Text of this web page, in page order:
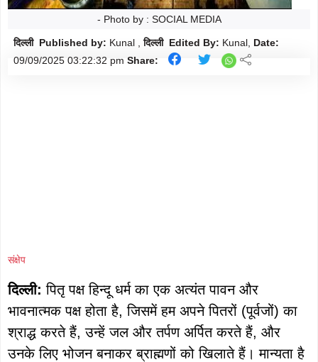
शिक्षा Follow
ताज़ा-
ख़बरें
Follow
- Photo by : SOCIAL MEDIA
दिल्ली Published by: Kunal , दिल्ली Edited By: Kunal, Date:
09/09/2025 03:22:32 pm Share:
संक्षेप
दिल्ली: पितृ पक्ष हिन्दू धर्म का एक अत्यंत पावन और
भावनात्मक पक्ष होता है, जिसमें हम अपने पितरों (पूर्वजों) का
श्राद्ध करते हैं, उन्हें जल और तर्पण अर्पित करते हैं, और
उनके लिए भोजन बनाकर ब्राह्मणों को खिलाते हैं। मान्यता है